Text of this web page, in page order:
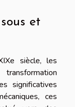
et
siècle, les
significatives
ces